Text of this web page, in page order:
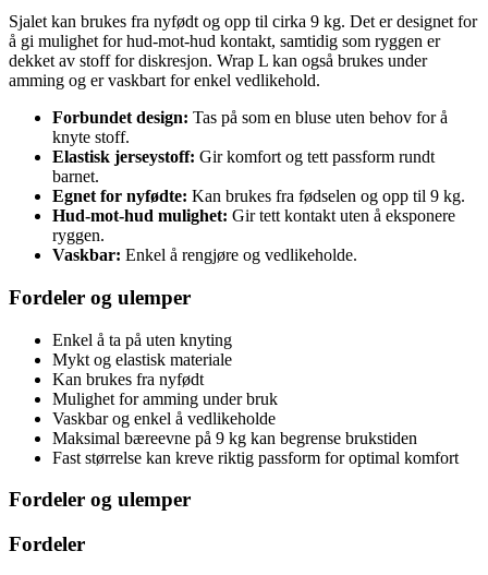
Sjalet kan brukes fra nyfødt og opp til cirka 9 kg. Det er designet for
å gi mulighet for hud-mot-hud kontakt, samtidig som ryggen er
dekket av stoff for diskresjon. Wrap L kan også brukes under
amming og er vaskbart for enkel vedlikehold.
Forbundet design: Tas på som en bluse uten behov for å
knyte stoff.
Elastisk jerseystoff: Gir komfort og tett passform rundt
barnet.
Egnet for nyfødte: Kan brukes fra fødselen og opp til 9 kg.
Hud-mot-hud mulighet: Gir tett kontakt uten å eksponere
ryggen.
Vaskbar: Enkel å rengjøre og vedlikeholde.
Fordeler og ulemper
Enkel å ta på uten knyting
Mykt og elastisk materiale
Kan brukes fra nyfødt
Mulighet for amming under bruk
Vaskbar og enkel å vedlikeholde
Maksimal bæreevne på 9 kg kan begrense brukstiden
Fast størrelse kan kreve riktig passform for optimal komfort
Fordeler og ulemper
Fordeler